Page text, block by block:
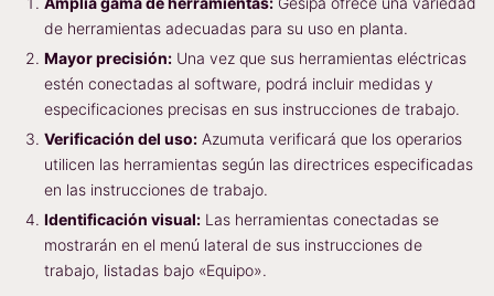
de herramientas adecuadas para su uso en planta.
Mayor precisión: Una vez que sus herramientas eléctricas
estén conectadas al software, podrá incluir medidas y
especificaciones precisas en sus instrucciones de trabajo.
Verificación del uso: Azumuta verificará que los operarios
utilicen las herramientas según las directrices especificadas
en las instrucciones de trabajo.
Identificación visual: Las herramientas conectadas se
mostrarán en el menú lateral de sus instrucciones de
trabajo, listadas bajo «Equipo».